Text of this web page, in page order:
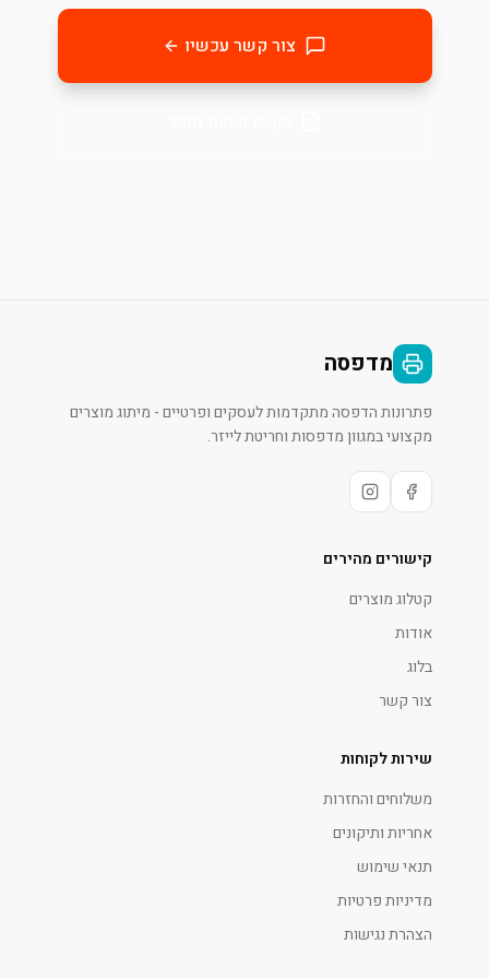
צור קשר עכשיו
מדפסה
פתרונות הדפסה מתקדמות לעסקים ופרטיים - מיתוג מוצרים
מקצועי במגוון מדפסות וחריטת לייזר.
קישורים מהירים
קטלוג מוצרים
אודות
בלוג
צור קשר
שירות לקוחות
משלוחים והחזרות
אחריות ותיקונים
תנאי שימוש
מדיניות פרטיות
הצהרת נגישות